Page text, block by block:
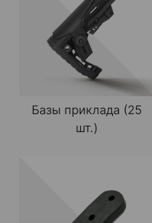
Базы приклада (25
шт.)